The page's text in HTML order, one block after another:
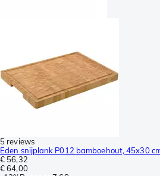
5 reviews
Eden snijplank P012 bamboehout, 45x30
€ 56,32
€ 64,00